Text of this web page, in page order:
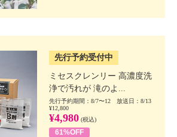
先行予約受付中
ミセスクレンリー 高濃度洗
浄で汚れが 滝のよ...
先行予約期間：8/7〜12 放送日：8/13
¥12,800
¥4,980 (税込)
61%OFF